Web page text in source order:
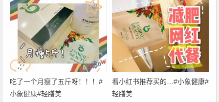
吃了一个月瘦了五斤呀！！！#
小象健康#轻膳美
看小红书推荐买的…#小象健康#
轻膳美